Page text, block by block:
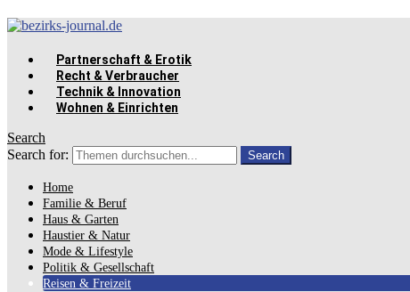
Partnerschaft & Erotik
Recht & Verbraucher
Technik & Innovation
Wohnen & Einrichten
Search
Search for:
Search
Home
Familie & Beruf
Haus & Garten
Haustier & Natur
Mode & Lifestyle
Politik & Gesellschaft
Reisen & Freizeit